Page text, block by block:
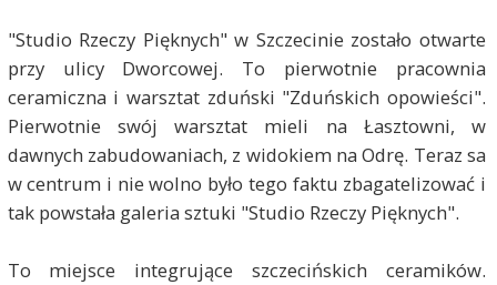
"Studio Rzeczy Pięknych" w Szczecinie zostało otwarte
przy ulicy Dworcowej. To pierwotnie pracownia
ceramiczna i warsztat zduński "Zduńskich opowieści".
Pierwotnie swój warsztat mieli na Łasztowni, w
dawnych zabudowaniach, z widokiem na Odrę. Teraz sa
w centrum i nie wolno było tego faktu zbagatelizować i
tak powstała galeria sztuki "Studio Rzeczy Pięknych".
To miejsce integrujące szczecińskich ceramików.